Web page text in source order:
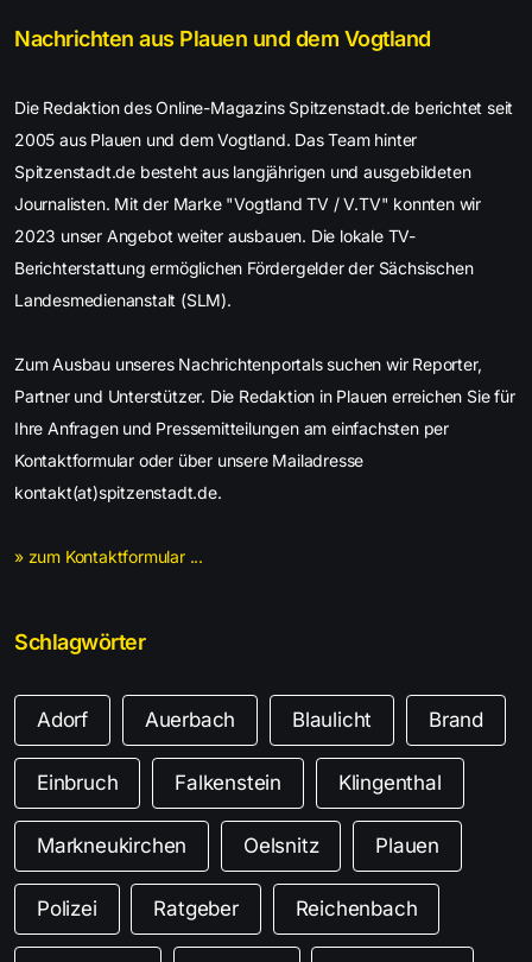
Nachrichten aus Plauen und dem Vogtland
Die Redaktion des Online-Magazins Spitzenstadt.de berichtet seit
2005 aus Plauen und dem Vogtland. Das Team hinter
Spitzenstadt.de besteht aus langjährigen und ausgebildeten
Journalisten. Mit der Marke "Vogtland TV / V.TV" konnten wir
2023 unser Angebot weiter ausbauen. Die lokale TV-
Berichterstattung ermöglichen Fördergelder der Sächsischen
Landesmedienanstalt (SLM).
Zum Ausbau unseres Nachrichtenportals suchen wir Reporter,
Partner und Unterstützer. Die Redaktion in Plauen erreichen Sie für
Ihre Anfragen und Pressemitteilungen am einfachsten per
Kontaktformular oder über unsere Mailadresse
kontakt(at)spitzenstadt.de.
» zum Kontaktformular ...
Schlagwörter
Adorf Auerbach Blaulicht Brand
Einbruch Falkenstein Klingenthal
Markneukirchen Oelsnitz Plauen
Polizei Ratgeber Reichenbach